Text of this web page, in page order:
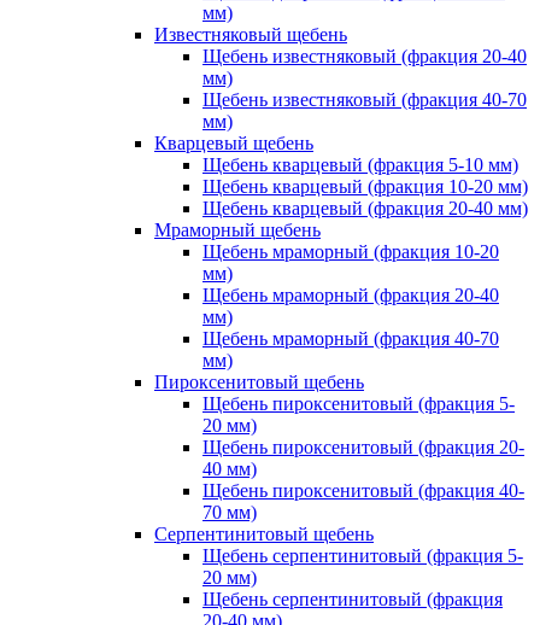
мм)
Известняковый щебень
Щебень известняковый (фракция 20-40
мм)
Щебень известняковый (фракция 40-70
мм)
Кварцевый щебень
Щебень кварцевый (фракция 5-10 мм)
Щебень кварцевый (фракция 10-20 мм)
Щебень кварцевый (фракция 20-40 мм)
Мраморный щебень
Щебень мраморный (фракция 10-20
мм)
Щебень мраморный (фракция 20-40
мм)
Щебень мраморный (фракция 40-70
мм)
Пироксенитовый щебень
Щебень пироксенитовый (фракция 5-
20 мм)
Щебень пироксенитовый (фракция 20-
40 мм)
Щебень пироксенитовый (фракция 40-
70 мм)
Серпентинитовый щебень
Щебень серпентинитовый (фракция 5-
20 мм)
Щебень серпентинитовый (фракция
20-40 мм)